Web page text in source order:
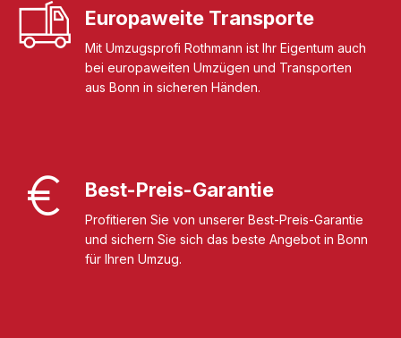
Europaweite Transporte
Mit Umzugsprofi Rothmann ist Ihr Eigentum auch
bei europaweiten Umzügen und Transporten
aus Bonn in sicheren Händen.
Best-Preis-Garantie
Profitieren Sie von unserer Best-Preis-Garantie
und sichern Sie sich das beste Angebot in Bonn
für Ihren Umzug.